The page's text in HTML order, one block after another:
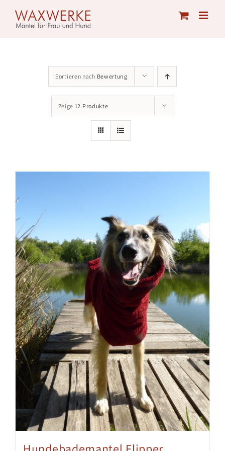
content
Sortieren nach Bewertung
Zeige 12 Produkte